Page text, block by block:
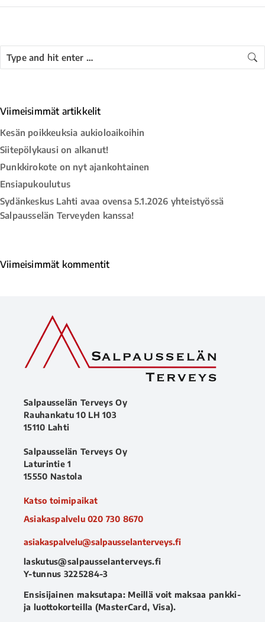
Viimeisimmät artikkelit
Kesän poikkeuksia aukioloaikoihin
Siitepölykausi on alkanut!
Punkkirokote on nyt ajankohtainen
Ensiapukoulutus
Sydänkeskus Lahti avaa ovensa 5.1.2026 yhteistyössä
Salpausselän Terveyden kanssa!
Viimeisimmät kommentit
Salpausselän Terveys Oy
Rauhankatu 10 LH 103
15110 Lahti
Salpausselän Terveys Oy
Laturintie 1
15550 Nastola
Katso toimipaikat
Asiakaspalvelu 020 730 8670
asiakaspalvelu@salpausselanterveys.fi
laskutus@salpausselanterveys.fi
Y-tunnus 3225284-3
Ensisijainen maksutapa: Meillä voit maksaa pankki-
ja luottokorteilla (MasterCard, Visa).